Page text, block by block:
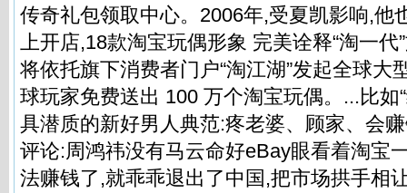
传奇礼包领取中心。2006年,受夏凯影响,他
上开店,18款淘宝玩偶形象 完美诠释“淘一代
将依托旗下消费者门户“淘江湖”发起全球大
球玩家免费送出 100 万个淘宝玩偶。...比如
具潜质的新好男人典范:疼老婆、顾家、会赚
评论:周鸿祎没有马云命好eBay眼看着淘宝
法赚钱了,就乖乖退出了中国,把市场拱手相